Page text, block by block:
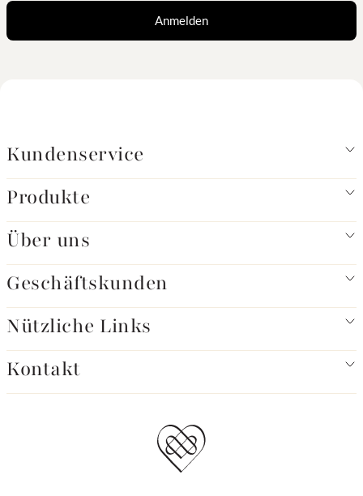
Anmelden
Kundenservice
Produkte
Über uns
Geschäftskunden
Nützliche Links
Kontakt